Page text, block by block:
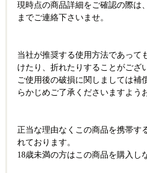
現時点の商品詳細をご確認の際は
までご連絡下さいませ。
当社が推奨する使用方法であって
けたり、折れたりすることがござ
ご使用後の破損に関しましては補
らかじめご了承くださいますよう
正当な理由なくこの商品を携帯す
れております。
18歳未満の方はこの商品を購入し